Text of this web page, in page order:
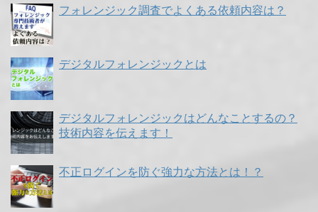
フォレンジック調査でよくある依頼内容は？
デジタルフォレンジックとは
デジタルフォレンジックはどんなことするの？
技術内容を伝えます！
不正ログインを防ぐ強力な方法とは！？